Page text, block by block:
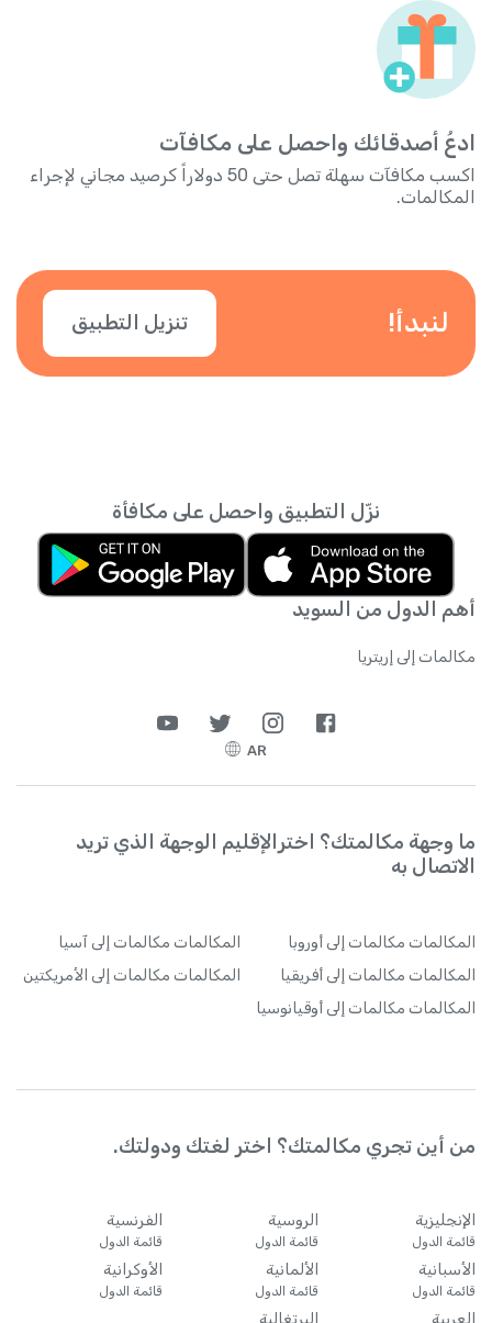
ادعُ أصدقائك واحصل على مكافآت
اكسب مكافآت سهلة تصل حتى 50 دولاراً كرصيد مجاني لإجراء
المكالمات.
لنبدأ! تنزيل التطبيق
أهم الدول من السويد
مكالمات إلى إريتريا
نزّل التطبيق واحصل على مكافأة
AR
ما وجهة مكالمتك؟ اخترالإقليم الوجهة الذي تريد
الاتصال به
المكالمات مكالمات إلى أوروبا المكالمات مكالمات إلى آسيا
المكالمات مكالمات إلى أفريقيا المكالمات مكالمات إلى الأمريكتين
المكالمات مكالمات إلى أوقيانوسيا
من أين تجري مكالمتك؟ اختر لغتك ودولتك.
الإنجليزية
قائمة الدول
الروسية
قائمة الدول
الفرنسية
قائمة الدول
الأسبانية
قائمة الدول
الألمانية
قائمة الدول
الأوكرانية
قائمة الدول
العربية البرتغالية